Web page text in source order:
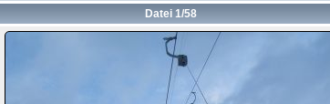
Datei 1/58